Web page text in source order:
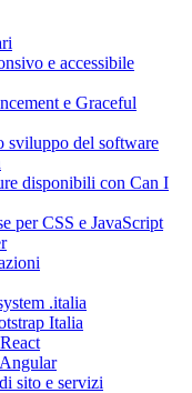
e accessibile
e Graceful
sviluppo del software
disponibili con Can I
per CSS e JavaScript
.italia
Italia
sito e servizi